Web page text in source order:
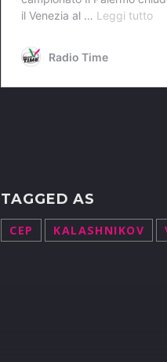
TAGGED AS
CEP KALASHNIKOV